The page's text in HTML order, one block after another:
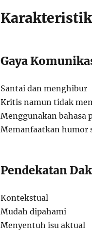
Gaya
Santai dan menghibur
Kritis namun tidak
Menggunakan bahasa
Memanfaatkan humor
Pendekatan
Kontekstual
Mudah dipahami
Menyentuh isu aktual